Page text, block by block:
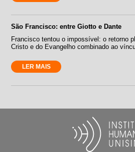
São Francisco: entre Giotto e Dante
Francisco tentou o impossível: o retorno
Cristo e do Evangelho combinado ao
LER MAIS